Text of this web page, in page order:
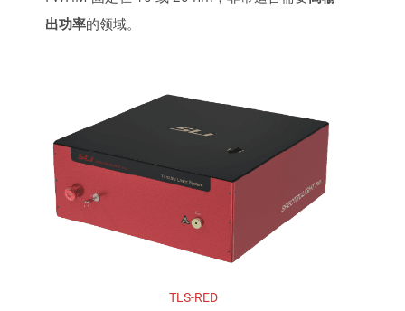
出功率的领域。
TLS-RED